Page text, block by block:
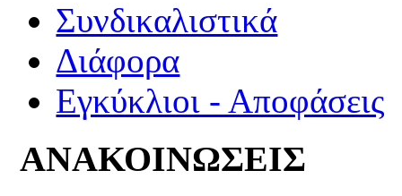
Συνδικαλιστικά
Διάφορα
Εγκύκλιοι - Αποφάσεις
ΑΝΑΚΟΙΝΩΣΕΙΣ